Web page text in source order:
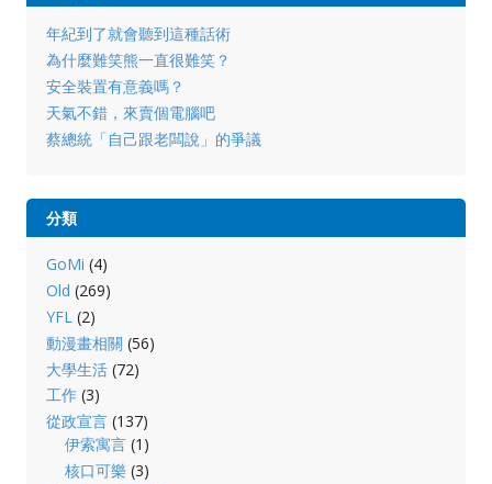
年紀到了就會聽到這種話術
為什麼難笑熊一直很難笑？
安全裝置有意義嗎？
天氣不錯，來賣個電腦吧
蔡總統「自己跟老闆說」的爭議
分類
GoMi (4)
Old (269)
YFL(2)
動漫畫相關 (56)
大學生活(72)
工作(3)
從政宣言(137)
伊索寓言 (1)
核口可樂 (3)